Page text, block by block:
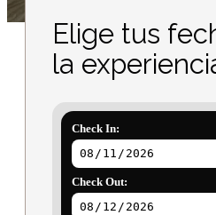
Elige tus
la
Check In:
Check Out: